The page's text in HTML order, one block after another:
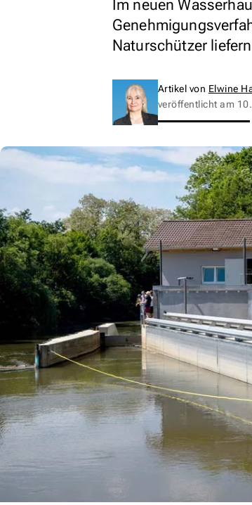
Im neuen
Naturschützer
Artikel von Elwine
veröffentlicht am